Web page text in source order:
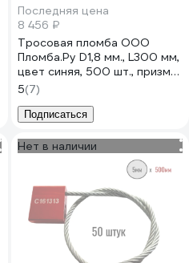
Последняя цена
8 456 ₽
Тросовая пломба ООО
Пломба.Ру D1,8 мм., L300 мм,
цвет синяя, 500 шт., призма
1006483
5(7)
Подписаться
Нет в наличии